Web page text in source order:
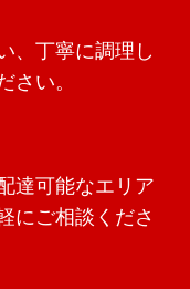
、丁寧に調理し
さい。
達可能なエリア
にご相談くださ